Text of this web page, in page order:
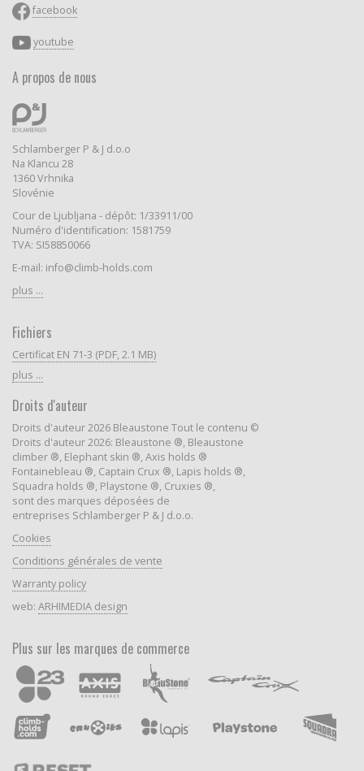
facebook
youtube
A propos de nous
Schlamberger P & J d.o.o
Na Klancu 28
1360 Vrhnika
Slovénie
Cour de Ljubljana - dépôt: 1/33911/00
Numéro d'identification: 1581759
TVA: SI58850066
E-mail: info@climb-holds.com
plus ...
Fichiers
Certificat EN 71-3 (PDF, 2.1 MB)
plus ...
Droits d'auteur
Droits d'auteur 2026 Bleaustone Tout le contenu ©
Droits d'auteur 2026: Bleaustone ®, Bleaustone
climber ®, Elephant skin ®, Axis holds ®
Fontainebleau ®, Captain Crux ®, Lapis holds ®,
Squadra holds ®, Playstone ®, Cruxies ®,
sont des marques déposées de
entreprises Schlamberger P & J d.o.o.
Cookies
Conditions générales de vente
Warranty policy
web: ARHIMEDIA design
Plus sur les marques de commerce